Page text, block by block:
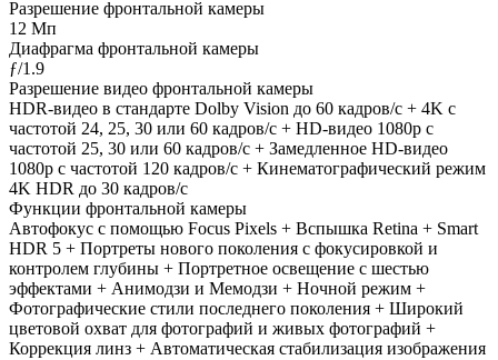
Разрешение фронтальной камеры
12 Мп
Диафрагма фронтальной камеры
ƒ/1.9
Разрешение видео фронтальной камеры
HDR‑видео в стандарте Dolby Vision до 60 кадров/ с + 4K с
частотой 24, 25, 30 или 60 кадров/ с + HD-видео 1080p с
частотой 25, 30 или 60 кадров/ с + Замедленное HD-видео
1080р c частотой 120 кадров/ с + Кинематографический режим
4K HDR до 30 кадров/ с
Функции фронтальной камеры
Автофокус с помощью Focus Pixels + Вспышка Retina + Smart
HDR 5 + Портреты нового поколения с фокусировкой и
контролем глубины + Портретное освещение с шестью
эффектами + Анимодзи и Мемодзи + Ночной режим +
Фотографические стили последнего поколения + Широкий
цветовой охват для фотографий и живых фотографий +
Коррекция линз + Автоматическая стабилизация изображения